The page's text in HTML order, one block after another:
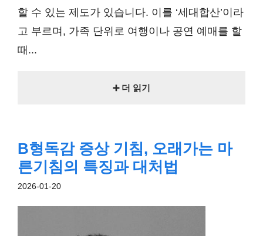
할 수 있는 제도가 있습니다. 이를 ‘세대합산’이라
고 부르며, 가족 단위로 여행이나 공연 예매를 할
때...
➕ 더 읽기
B형독감 증상 기침, 오래가는 마
른기침의 특징과 대처법
2026-01-20